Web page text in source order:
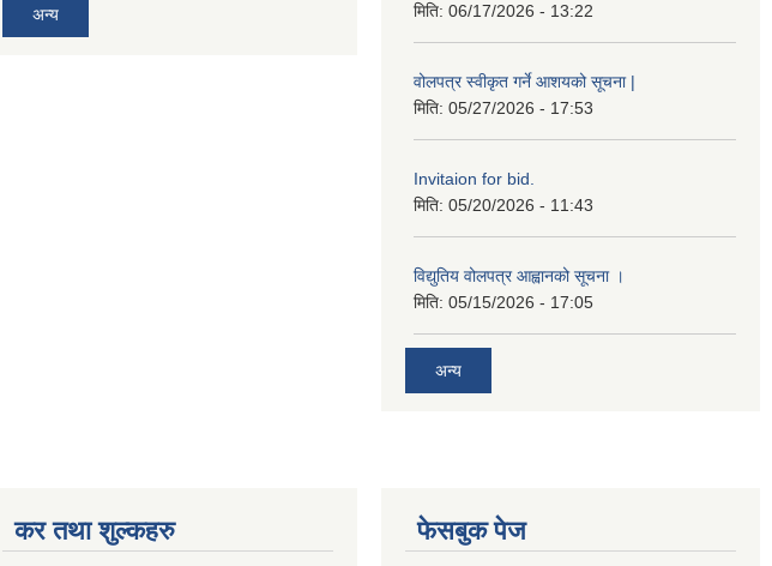
अन्य
मिति: 06/17/2026 - 13:22
वोलपत्र स्वीकृत गर्ने आशयको सूचना |
मिति: 05/27/2026 - 17:53
Invitaion for bid.
मिति: 05/20/2026 - 11:43
विद्युतिय वोलपत्र आह्वानको सूचना ।
मिति: 05/15/2026 - 17:05
अन्य
कर तथा शुल्कहरु फेसबुक पेज